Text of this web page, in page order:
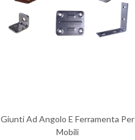
Giunti Ad Angolo E Ferramenta Per
Mobili